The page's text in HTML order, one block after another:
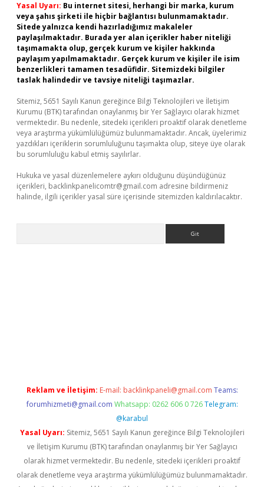
Yasal Uyarı: Bu internet sitesi, herhangi bir marka, kurum
veya şahıs şirketi ile hiçbir bağlantısı bulunmamaktadır.
Sitede yalnızca kendi hazırladığımız makaleler
paylaşılmaktadır. Burada yer alan içerikler haber niteliği
taşımamakta olup, gerçek kurum ve kişiler hakkında
paylaşım yapılmamaktadır. Gerçek kurum ve kişiler ile isim
benzerlikleri tamamen tesadüfidir. Sitemizdeki bilgiler
taslak halindedir ve tavsiye niteliği taşımazlar.
Sitemiz, 5651 Sayılı Kanun gereğince Bilgi Teknolojileri ve İletişim
Kurumu (BTK) tarafından onaylanmış bir Yer Sağlayıcı olarak hizmet
vermektedir. Bu nedenle, sitedeki içerikleri proaktif olarak denetleme
veya araştırma yükümlülüğümüz bulunmamaktadır. Ancak, üyelerimiz
yazdıkları içeriklerin sorumluluğunu taşımakta olup, siteye üye olarak
bu sorumluluğu kabul etmiş sayılırlar.
Hukuka ve yasal düzenlemelere aykırı olduğunu düşündüğünüz
içerikleri, backlinkpanelicomtr@gmail.com adresine bildirmeniz
halinde, ilgili içerikler yasal süre içerisinde sitemizden kaldırılacaktır.
Reklam ve İletişim: E-mail: backlinkpaneli@gmail.com Teams:
forumhizmeti@gmail.com Whatsapp: 0262 606 0 726 Telegram:
@karabul
Yasal Uyarı: Sitemiz, 5651 Sayılı Kanun gereğince Bilgi Teknolojileri
ve İletişim Kurumu (BTK) tarafından onaylanmış bir Yer Sağlayıcı
olarak hizmet vermektedir. Bu nedenle, sitedeki içerikleri proaktif
olarak denetleme veya araştırma yükümlülüğümüz bulunmamaktadır.